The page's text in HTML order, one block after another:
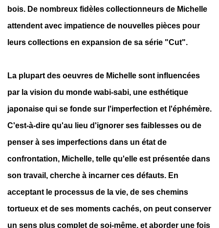
bois. De nombreux fidèles collectionneurs de Michelle
attendent avec impatience de nouvelles pièces pour
leurs collections en expansion de sa série "Cut".
La plupart des oeuvres de Michelle sont influencées
par la vision du monde wabi-sabi, une esthétique
japonaise qui se fonde sur l'imperfection et l'éphémère.
C'est-à-dire qu'au lieu d'ignorer ses faiblesses ou de
penser à ses imperfections dans un état de
confrontation, Michelle, telle qu'elle est présentée dans
son travail, cherche à incarner ces défauts. En
acceptant le processus de la vie, de ses chemins
tortueux et de ses moments cachés, on peut conserver
un sens plus complet de soi-même, et aborder une fois